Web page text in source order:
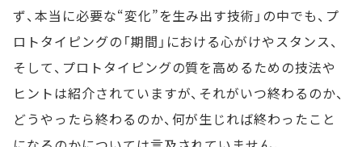
ず、本当に必要な“変化”を生み出す技術」の中でも、プ
ロトタイピングの「期間」における心がけやスタンス、
そして、プロトタイピングの質を高めるための技法や
ヒントは紹介されていますが、それがいつ終わるのか、
どうやったら終わるのか、何が生じれば終わったこと